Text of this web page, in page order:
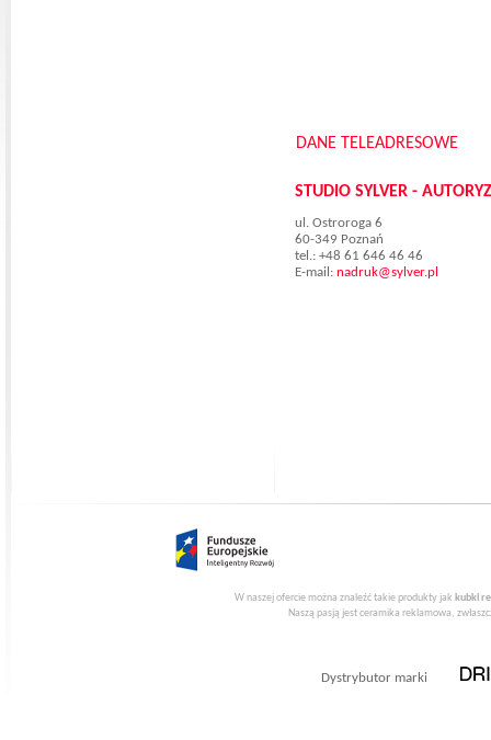
DANE TELEADRESOWE
STUDIO SYLVER -
ul. Ostroroga 6
60-349 Poznań
tel.: +48 61 646 46 46
E-mail: nadruk@sylver.pl
W naszej ofercie można znaleźć takie produkty jak kubki
Naszą pasją jest ceramika reklamowa,
Dystrybutor marki